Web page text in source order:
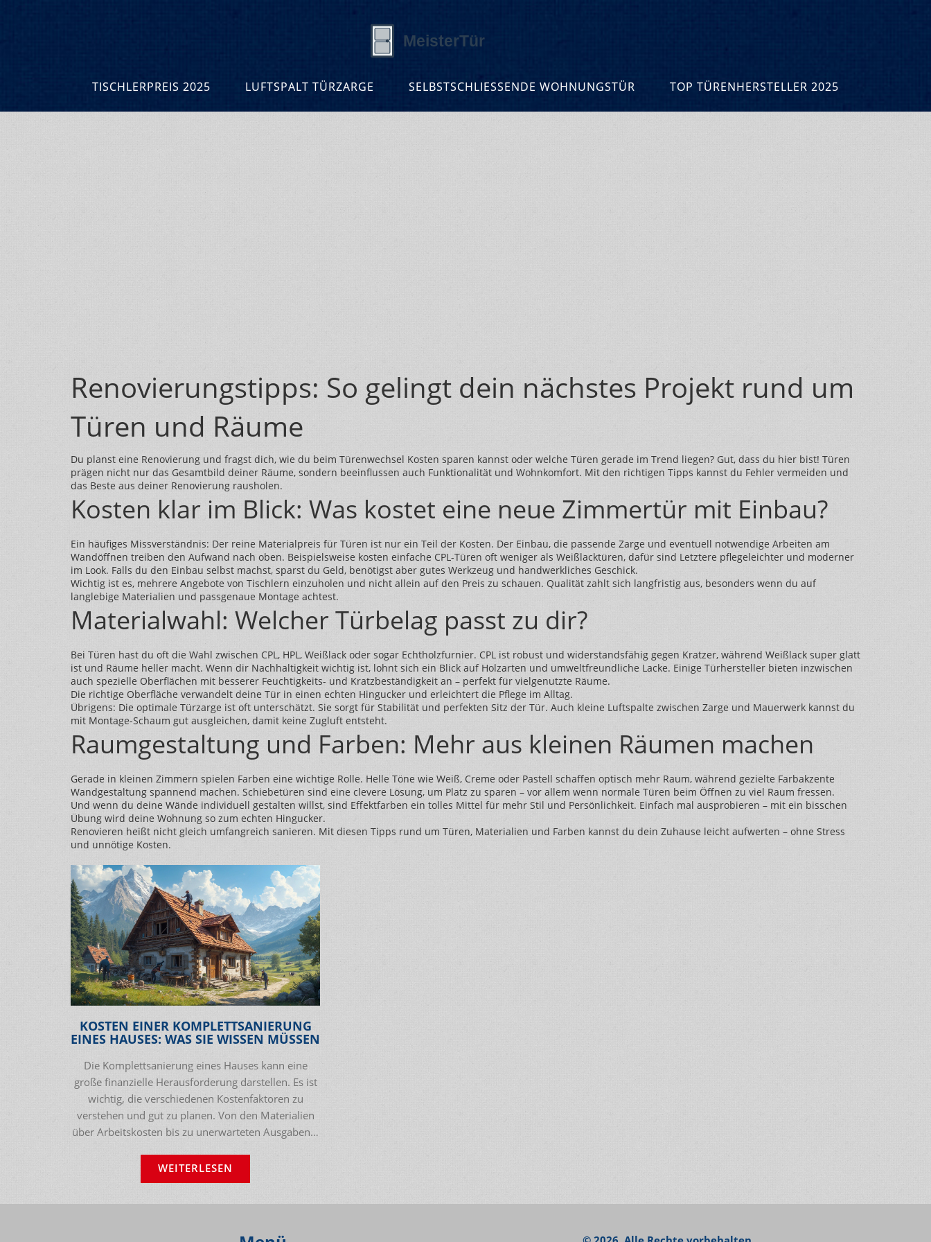
TISCHLERPREIS 2025 LUFTSPALT TÜRZARGE SELBSTSCHLIESSENDE WOHNUNGSTÜR TOP TÜRENHERSTELLER 2025
Renovierungstipps: So gelingt dein nächstes Projekt rund um
Türen und Räume
Du planst eine Renovierung und fragst dich, wie du beim Türenwechsel Kosten sparen kannst oder welche Türen gerade im Trend liegen? Gut, dass du hier bist! Türen
prägen nicht nur das Gesamtbild deiner Räume, sondern beeinflussen auch Funktionalität und Wohnkomfort. Mit den richtigen Tipps kannst du Fehler vermeiden und
das Beste aus deiner Renovierung rausholen.
Kosten klar im Blick: Was kostet eine neue Zimmertür mit Einbau?
Ein häufiges Missverständnis: Der reine Materialpreis für Türen ist nur ein Teil der Kosten. Der Einbau, die passende Zarge und eventuell notwendige Arbeiten am
Wandöffnen treiben den Aufwand nach oben. Beispielsweise kosten einfache CPL-Türen oft weniger als Weißlacktüren, dafür sind Letztere pflegeleichter und moderner
im Look. Falls du den Einbau selbst machst, sparst du Geld, benötigst aber gutes Werkzeug und handwerkliches Geschick.
Wichtig ist es, mehrere Angebote von Tischlern einzuholen und nicht allein auf den Preis zu schauen. Qualität zahlt sich langfristig aus, besonders wenn du auf
langlebige Materialien und passgenaue Montage achtest.
Materialwahl: Welcher Türbelag passt zu dir?
Bei Türen hast du oft die Wahl zwischen CPL, HPL, Weißlack oder sogar Echtholzfurnier. CPL ist robust und widerstandsfähig gegen Kratzer, während Weißlack super glatt
ist und Räume heller macht. Wenn dir Nachhaltigkeit wichtig ist, lohnt sich ein Blick auf Holzarten und umweltfreundliche Lacke. Einige Türhersteller bieten inzwischen
auch spezielle Oberflächen mit besserer Feuchtigkeits- und Kratzbeständigkeit an – perfekt für vielgenutzte Räume.
Die richtige Oberfläche verwandelt deine Tür in einen echten Hingucker und erleichtert die Pflege im Alltag.
Übrigens: Die optimale Türzarge ist oft unterschätzt. Sie sorgt für Stabilität und perfekten Sitz der Tür. Auch kleine Luftspalte zwischen Zarge und Mauerwerk kannst du
mit Montage-Schaum gut ausgleichen, damit keine Zugluft entsteht.
Raumgestaltung und Farben: Mehr aus kleinen Räumen machen
Gerade in kleinen Zimmern spielen Farben eine wichtige Rolle. Helle Töne wie Weiß, Creme oder Pastell schaffen optisch mehr Raum, während gezielte Farbakzente
Wandgestaltung spannend machen. Schiebetüren sind eine clevere Lösung, um Platz zu sparen – vor allem wenn normale Türen beim Öffnen zu viel Raum fressen.
Und wenn du deine Wände individuell gestalten willst, sind Effektfarben ein tolles Mittel für mehr Stil und Persönlichkeit. Einfach mal ausprobieren – mit ein bisschen
Übung wird deine Wohnung so zum echten Hingucker.
Renovieren heißt nicht gleich umfangreich sanieren. Mit diesen Tipps rund um Türen, Materialien und Farben kannst du dein Zuhause leicht aufwerten – ohne Stress
und unnötige Kosten.
KOSTEN EINER KOMPLETTSANIERUNG
EINES HAUSES: WAS SIE WISSEN MÜSSEN
Die Komplettsanierung eines Hauses kann eine
große finanzielle Herausforderung darstellen. Es ist
wichtig, die verschiedenen Kostenfaktoren zu
verstehen und gut zu planen. Von den Materialien
über Arbeitskosten bis zu unerwarteten Ausgaben –
Sie bei Ihrem Sanierungsprojekt sparen können,
ohne an Qualität zu verlieren.
WEITERLESEN